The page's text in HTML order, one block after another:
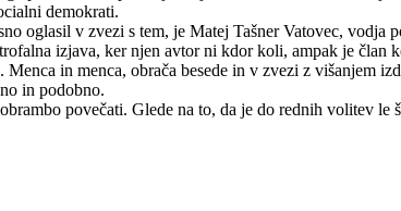
demokrati.
oglasil v zvezi s tem, je Matej Tašner Vatovec,
izjava, ker njen avtor ni kdor koli, ampak je
in menca, obrača besede in v zvezi z višanjem
in podobno.
povečati. Glede na to, da je do rednih volitev